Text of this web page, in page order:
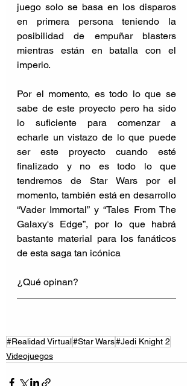
juego solo se basa en los disparos
en primera persona teniendo la
posibilidad de empuñar blasters
mientras están en batalla con el
imperio.
Por el momento, es todo lo que se
sabe de este proyecto pero ha sido
lo suficiente para comenzar a
echarle un vistazo de lo que puede
ser este proyecto cuando esté
finalizado y no es todo lo que
tendremos de Star Wars por el
momento, también está en desarrollo
“Vader Immortal” y “Tales From The
Galaxy's Edge”, por lo que habrá
bastante material para los fanáticos
de esta saga tan icónica
¿Qué opinan?
#Realidad Virtual#Star Wars#Jedi Knight 2
Videojuegos